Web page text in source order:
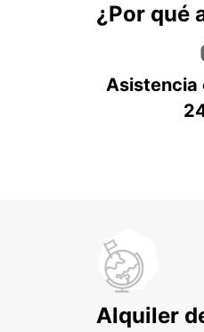
¿Por qué
Asistencia
Alquiler